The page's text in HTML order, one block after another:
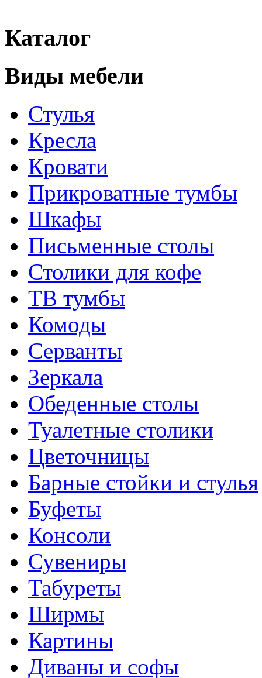
Каталог
Виды мебели
Стулья
Кресла
Кровати
Прикроватные тумбы
Шкафы
Письменные столы
Столики для кофе
ТВ тумбы
Комоды
Серванты
Зеркала
Обеденные столы
Туалетные столики
Цветочницы
Барные стойки и стулья
Буфеты
Консоли
Сувениры
Табуреты
Ширмы
Картины
Диваны и софы